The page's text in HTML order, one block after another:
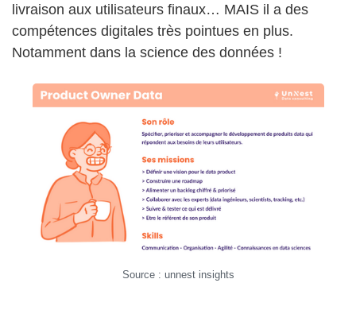
livraison aux utilisateurs finaux… MAIS il a des
compétences digitales très pointues en plus.
Notamment dans la science des données !
Source : unnest insights